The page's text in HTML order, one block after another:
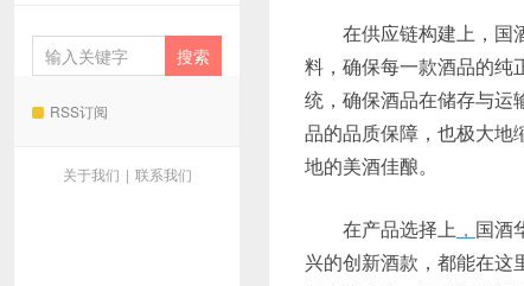
RSS订阅
关于我们 | 联系我们
在供应链构建上，国
料，确保每一款酒品的纯
统，确保酒品在储存与运
品的品质保障，也极大地
地的美酒佳酿。
在产品选择上 ， 国酒
兴的创新酒款，都能在这